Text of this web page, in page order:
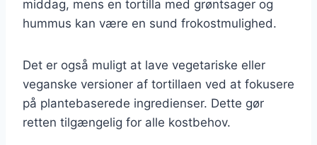
middag, mens en tortilla med grøntsager og
hummus kan være en sund frokostmulighed.
Det er også muligt at lave vegetariske eller
veganske versioner af tortillaen ved at fokusere
på plantebaserede ingredienser. Dette gør
retten tilgængelig for alle kostbehov.